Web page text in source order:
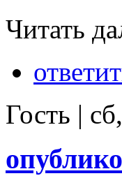
Читать
Гость |